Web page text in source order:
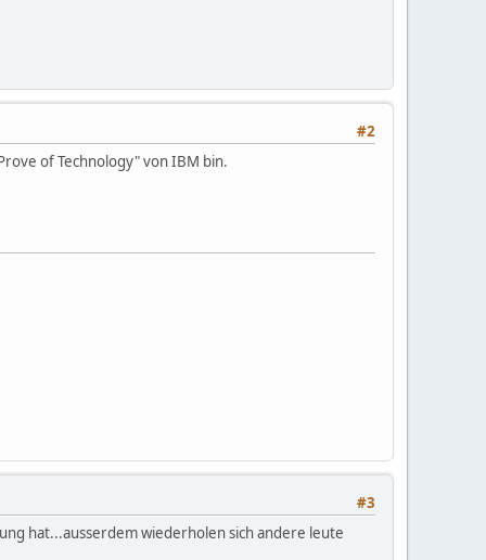
#2
of Technology" von IBM bin.
#3
hat...ausserdem wiederholen sich andere leute